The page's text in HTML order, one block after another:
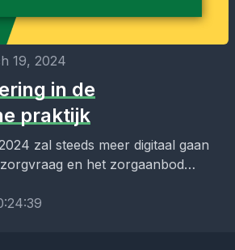
19, 2024
in de
praktijk
zal steeds meer digitaal gaan
en het zorgaanbod
om een andere benadering